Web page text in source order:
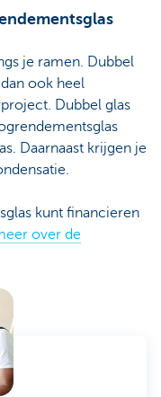
je ramen. Dubbel
ook heel
Dubbel glas
Daarnaast krijgen je
kunt financieren
over de